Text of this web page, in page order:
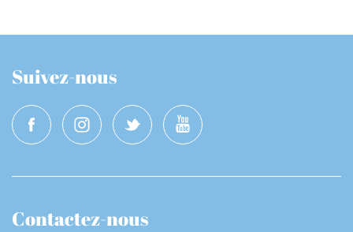
Suivez-nous
Contactez-nous